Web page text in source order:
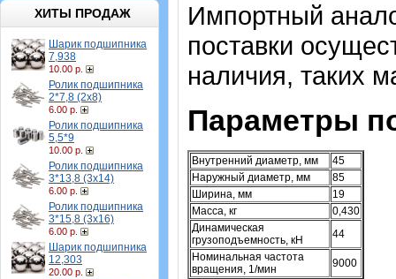
ХИТЫ ПРОДАЖ
Шарик подшипника
7,938
10.00 р.
Ролик подшипника
2*7,8 (2х8)
6.00 р.
Ролик подшипника
5,5*9
10.00 р.
Ролик подшипника
3*13,8 (3х14)
6.00 р.
Ролик подшипника
3*15,8 (3х16)
6.00 р.
Шарик подшипника
12,303
20.00 р.
Импортный
поставки
наличия, таких
Параметры
Внутренний диаметр, мм
45
Наружный диаметр, мм
85
Ширина, мм
19
Масса, кг
0,430
Динамическая
грузоподъемность, кН
44
Номинальная частота
вращения, 1/мин
9000